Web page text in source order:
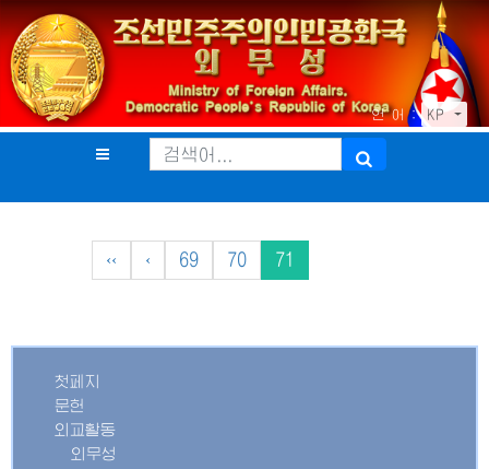
언 어 : KP
‹‹ ‹ 69 70 71
첫페지
문헌
외교활동
외무성